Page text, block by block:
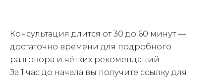
Консультация длится от 30 до 60 минут —
достаточно времени для подробного
разговора и чётких рекомендаций.
За 1 час до начала вы получите ссылку для